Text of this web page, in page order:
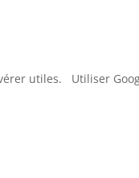
utiles. Utiliser